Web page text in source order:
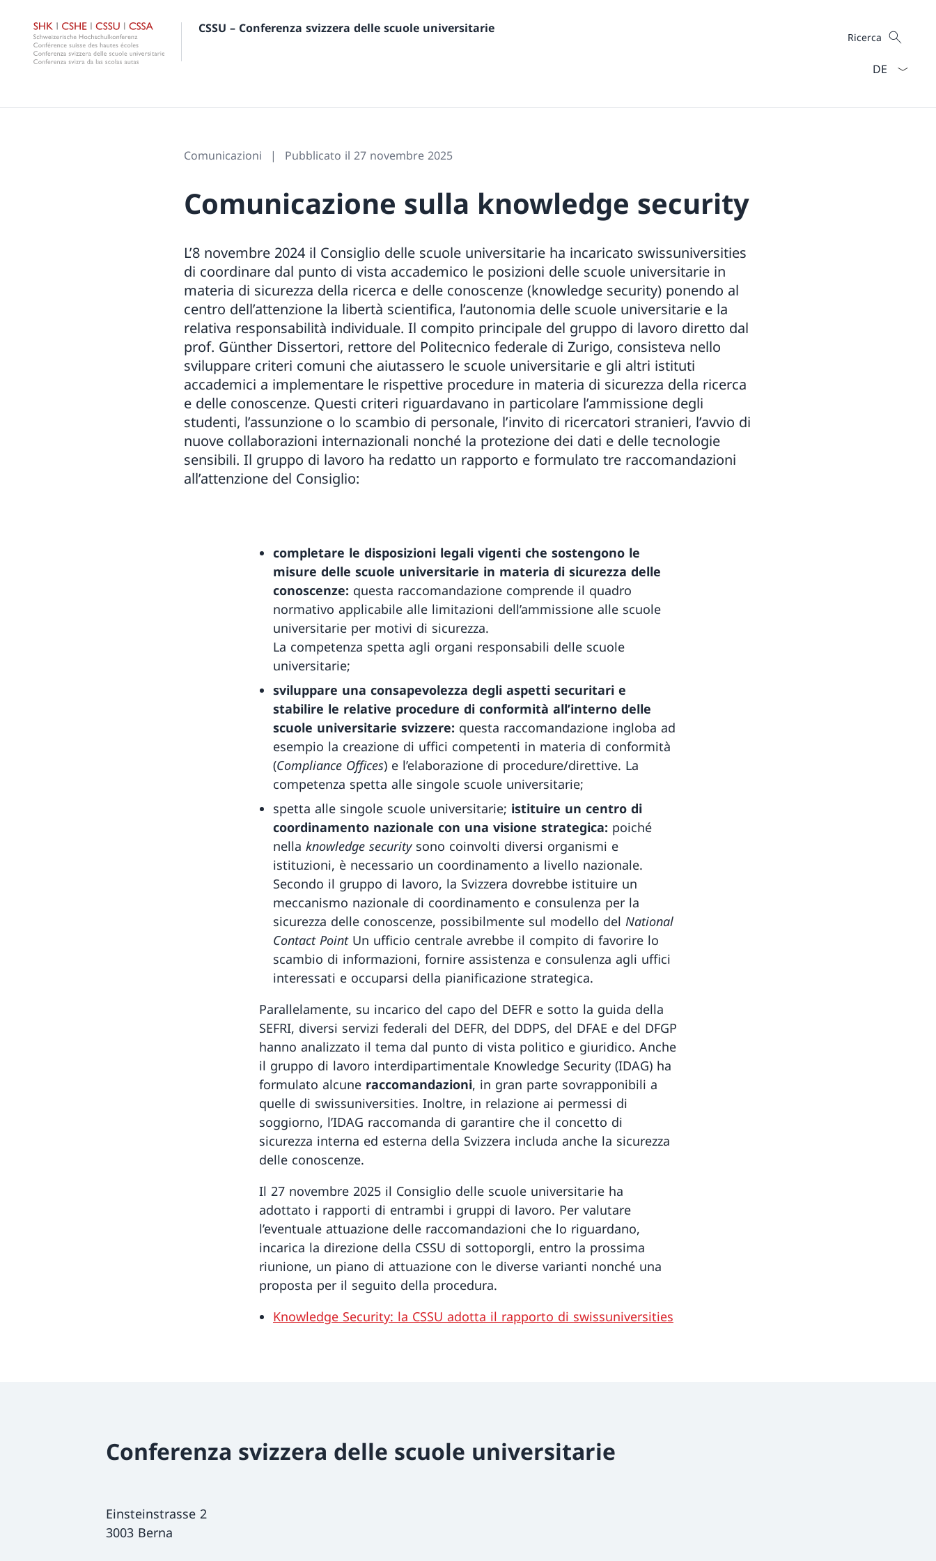
CSSU – Conferenza svizzera delle scuole universitarie Cercare
Ricerca
Comunicazioni Pubblicato il 27 novembre 2025
Comunicazione sulla knowledge security
L’8 novembre 2024 il Consiglio delle scuole universitarie ha incaricato swissuniversities
di coordinare dal punto di vista accademico le posizioni delle scuole universitarie in
materia di sicurezza della ricerca e delle conoscenze (knowledge security) ponendo al
centro dell’attenzione la libertà scientifica, l’autonomia delle scuole universitarie e la
relativa responsabilità individuale. Il compito principale del gruppo di lavoro diretto dal
prof. Günther Dissertori, rettore del Politecnico federale di Zurigo, consisteva nello
sviluppare criteri comuni che aiutassero le scuole universitarie e gli altri istituti
accademici a implementare le rispettive procedure in materia di sicurezza della ricerca
e delle conoscenze. Questi criteri riguardavano in particolare l’ammissione degli
studenti, l’assunzione o lo scambio di personale, l’invito di ricercatori stranieri, l’avvio di
nuove collaborazioni internazionali nonché la protezione dei dati e delle tecnologie
sensibili. Il gruppo di lavoro ha redatto un rapporto e formulato tre raccomandazioni
all’attenzione del Consiglio:
completare le disposizioni legali vigenti che sostengono le
misure delle scuole universitarie in materia di sicurezza delle
conoscenze: questa raccomandazione comprende il quadro
normativo applicabile alle limitazioni dell’ammissione alle scuole
universitarie per motivi di sicurezza.
La competenza spetta agli organi responsabili delle scuole
universitarie;
sviluppare una consapevolezza degli aspetti securitari e
stabilire le relative procedure di conformità all’interno delle
scuole universitarie svizzere: questa raccomandazione ingloba ad
esempio la creazione di uffici competenti in materia di conformità
(Compliance Offices) e l’elaborazione di procedure/direttive. La
competenza spetta alle singole scuole universitarie;
spetta alle singole scuole universitarie; istituire un centro di
coordinamento nazionale con una visione strategica: poiché
nella knowledge securitysono coinvolti diversi organismi e
istituzioni, è necessario un coordinamento a livello nazionale.
Secondo il gruppo di lavoro, la Svizzera dovrebbe istituire un
meccanismo nazionale di coordinamento e consulenza per la
sicurezza delle conoscenze, possibilmente sul modello del National
Contact PointUn ufficio centrale avrebbe il compito di favorire lo
scambio di informazioni, fornire assistenza e consulenza agli uffici
interessati e occuparsi della pianificazione strategica.
Parallelamente, su incarico del capo del DEFR e sotto la guida della
SEFRI, diversi servizi federali del DEFR, del DDPS, del DFAE e del DFGP
hanno analizzato il tema dal punto di vista politico e giuridico. Anche
il gruppo di lavoro interdipartimentale Knowledge Security (IDAG) ha
formulato alcune raccomandazioni, in gran parte sovrapponibili a
quelle di swissuniversities. Inoltre, in relazione ai permessi di
soggiorno, l’IDAG raccomanda di garantire che il concetto di
sicurezza interna ed esterna della Svizzera includa anche la sicurezza
delle conoscenze.
Il 27 novembre 2025 il Consiglio delle scuole universitarie ha
adottato i rapporti di entrambi i gruppi di lavoro. Per valutare
l’eventuale attuazione delle raccomandazioni che lo riguardano,
incarica la direzione della CSSU di sottoporgli, entro la prossima
riunione, un piano di attuazione con le diverse varianti nonché una
proposta per il seguito della procedura.
Knowledge Security: la CSSU adotta il rapporto di swissuniversities
Conferenza svizzera delle scuole universitarie
Einsteinstrasse 2
3003 Berna